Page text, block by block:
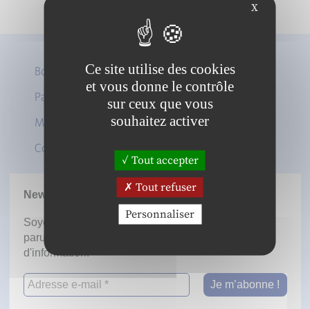
Boutique
Panier
Mon compte
Contact
Newsletter
Soyez informé dès la mise en ligne des prochaines
parutions en vous inscrivant à notre lettre
d'information.
X
Ce site utilise des cookies
et vous donne le contrôle
sur ceux que vous
souhaitez activer
Tout accepter
Tout refuser
Personnaliser